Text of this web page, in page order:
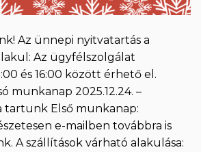
Az ünnepi nyitvatartás a
Az ügyfélszolgálat
és 16:00 között érhető el.
munkanap 2025.12.24. –
tartunk Első munkanap:
e-mailben továbbra is
A szállítások várható alakulása: